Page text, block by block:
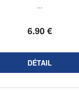
6.90€
...